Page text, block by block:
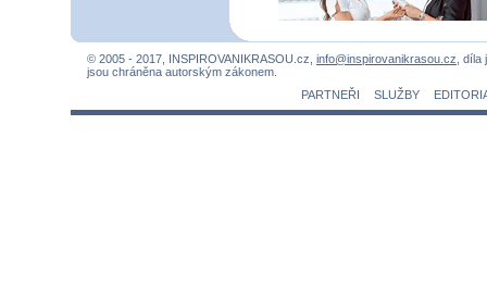
© 2005 - 2017, INSPIROVANIKRASOU.cz, info@inspirovanikrasou.cz ,
jsou chráněna autorským zákonem.
PARTNEŘI
SLUŽBY